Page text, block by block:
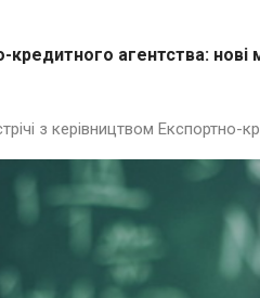
агентства:
з керівництвом Експортно-